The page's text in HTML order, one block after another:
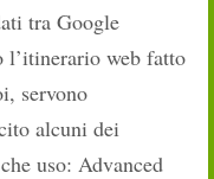
tra Google
l’itinerario web fatto
servono
alcuni dei
uso: Advanced